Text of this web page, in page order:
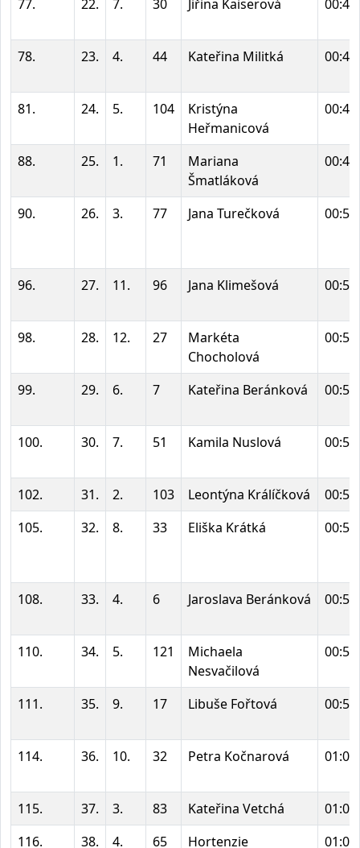
77. 22. 7. 30 Jiřina Kaiserová
78. 23. 4. 44 Kateřina Militká
81. 24. 5. 104
Kristýna
Heřmanicová
88. 25. 1. 71
Mariana
Šmatláková
90. 26. 3. 77 Jana Turečková
96. 27. 11. 96 Jana Klimešová
98. 28. 12. 27
Markéta
Chocholová
99. 29. 6. 7 Kateřina Beránková
100. 30. 7. 51 Kamila Nuslová
102. 31. 2. 103 Leontýna Králíčková
105.
32. 8. 33 Eliška Krátká
108. 33. 4. 6 Jaroslava Beránková
110. 34. 5. 121
Michaela
Nesvačilová
111. 35. 9. 17 Libuše Fořtová
114. 36. 10. 32 Petra Kočnarová
115. 37. 3. 83 Kateřina Vetchá
116.
38. 4. 65
Hortenzie